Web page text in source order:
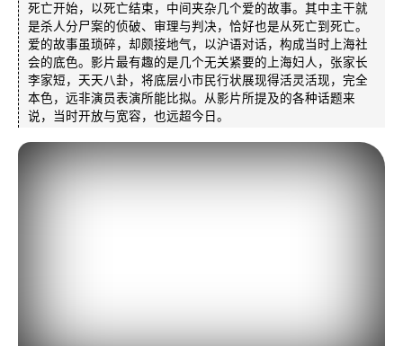
死亡开始，以死亡结束，中间夹杂几个爱的故事。其中主干就
是杀人分尸案的侦破、审理与判决，恰好也是从死亡到死亡。
爱的故事虽琐碎，却颇接地气，以沪语对话，构成当时上海社
会的底色。影片最有趣的是几个无关紧要的上海妇人，张家长
李家短，天天八卦，将底层小市民行状展现得活灵活现，完全
本色，远非演员表演所能比拟。从影片所提及的各种话题来
说，当时开放与宽容，也远超今日。